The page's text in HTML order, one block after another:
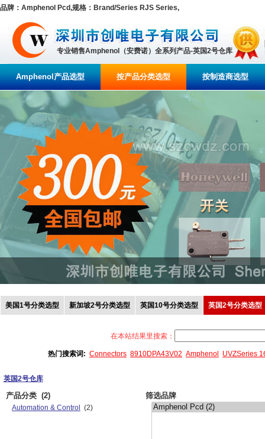
品牌：Amphenol Pcd,规格：Brand/Series RJS Series,
专业销售Amphenol（安费诺）全系列产品-英国2号仓库
Amphenol产品选型 按产品分类选型 按制造商选型
美国1号分类选型 新加坡2号分类选型 英国10号分类选型 英国2号分类选型
在本站结果里搜索：
热门搜索词: Connectors 8910DPA43V02 Amphenol UVZSeries
英国2号仓库
产品分类 (2)
Automation & Control (2)
筛选品牌